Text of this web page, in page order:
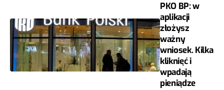
PKO BP: w
aplikacji
złożysz
ważny
wniosek. Kilka
kliknięć i
wpadają
pieniądze